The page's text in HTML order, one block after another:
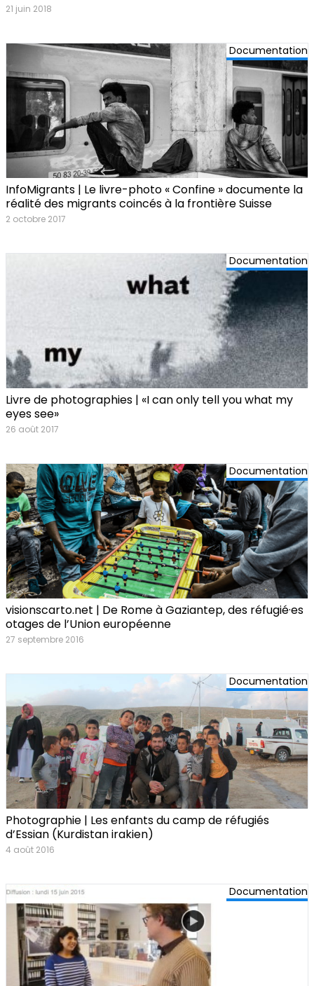
21 juin 2018
Documentation
InfoMigrants | Le livre-photo « Confine » documente la
réalité des migrants coincés à la frontière Suisse
2 octobre 2017
Documentation
Livre de photographies | «I can only tell you what my
eyes see»
26 août 2017
Documentation
visionscarto.net | De Rome à Gaziantep, des réfugié·es
otages de l’Union européenne
27 septembre 2016
Documentation
Photographie | Les enfants du camp de réfugiés
d’Essian (Kurdistan irakien)
4 août 2016
Documentation